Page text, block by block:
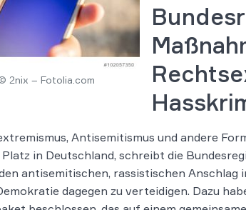
2nix – Fotolia.com
Antisemitismus und andere
in Deutschland, schreibt die
antisemitischen, rassistischen Anschlag
dagegen zu verteidigen. Dazu